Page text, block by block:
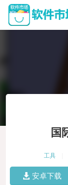
国
工具
安卓下载